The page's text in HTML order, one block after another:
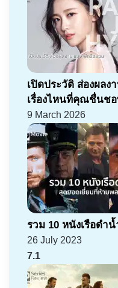
เปิดประวัติ ส่องผล
เรื่องไหนที่คุณชื่นช
9 March 2026
รวม 10 หนังเรือดำ
26 July 2023
7.1